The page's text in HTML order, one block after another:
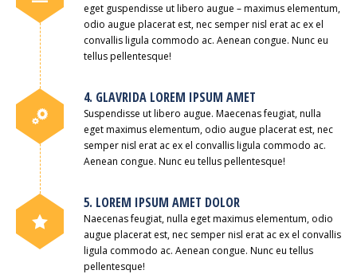
eget guspendisse ut libero augue – maximus elementum,
odio augue placerat est, nec semper nisl erat ac ex el
convallis ligula commodo ac. Aenean congue. Nunc eu
tellus pellentesque!
4. GLAVRIDA LOREM IPSUM AMET
Suspendisse ut libero augue. Maecenas feugiat, nulla
eget maximus elementum, odio augue placerat est, nec
semper nisl erat ac ex el convallis ligula commodo ac.
Aenean congue. Nunc eu tellus pellentesque!
5. LOREM IPSUM AMET DOLOR
Naecenas feugiat, nulla eget maximus elementum, odio
augue placerat est, nec semper nisl erat ac ex el convallis
ligula commodo ac. Aenean congue. Nunc eu tellus
pellentesque!